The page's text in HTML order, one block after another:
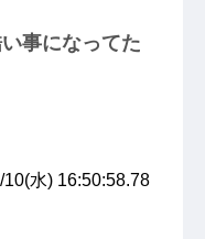
事になってた
10(水) 16:50:58.78